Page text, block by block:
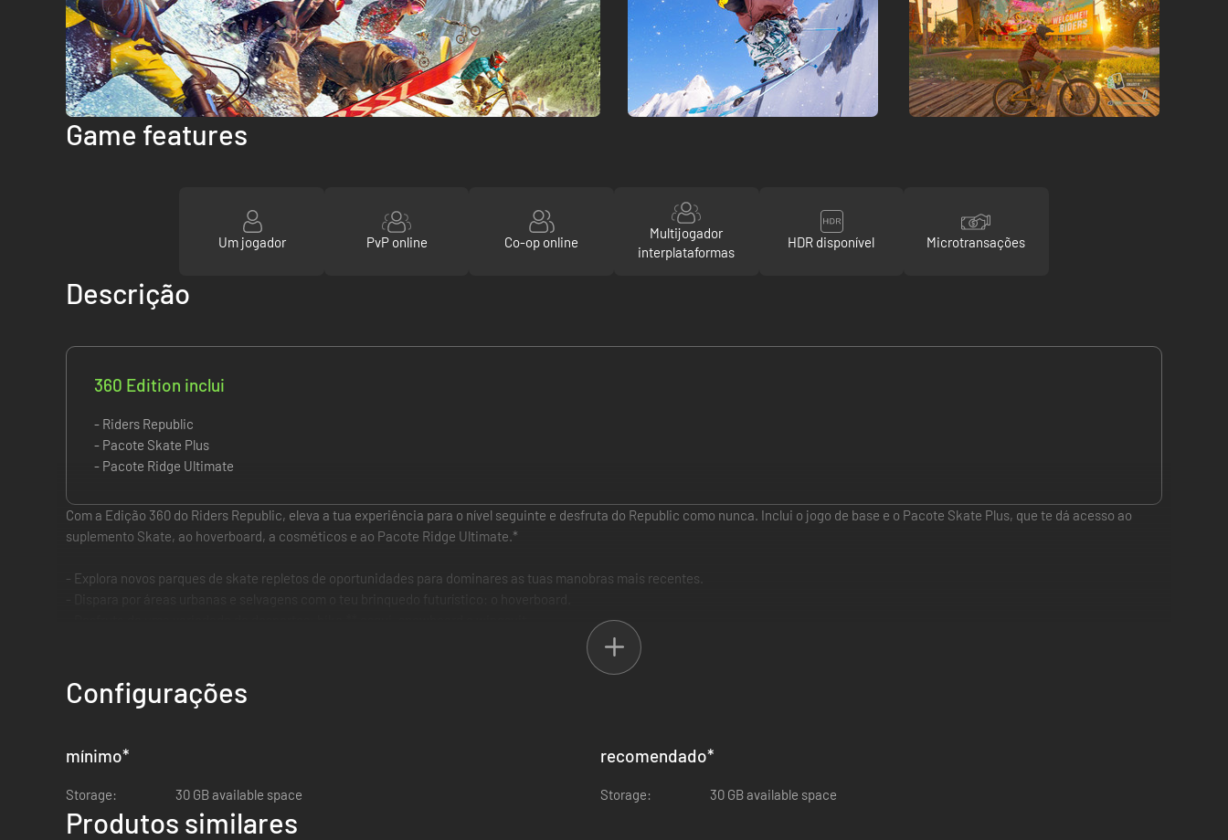
Game features
Um jogador PvP online Co-op online
Multijogador
interplataformas
HDR disponível Microtransações
Descrição
360 Edition inclui
- Riders Republic
- Pacote Skate Plus
- Pacote Ridge Ultimate
Com a Edição 360 do Riders Republic, eleva a tua experiência para o nível seguinte e desfruta do Republic como nunca. Inclui o jogo de base e o Pacote Skate Plus, que te dá acesso ao
suplemento Skate, ao hoverboard, a cosméticos e ao Pacote Ridge Ultimate.*
- Explora novos parques de skate repletos de oportunidades para dominares as tuas manobras mais recentes.
- Aventura-te nas alturas de parques nacionais emblemáticos dos EUA, como Yosemite, Zion, Mammoth Mountain e Bryce Canyon.
- Compete em corridas tremendas com mais de 50 jogadores, onde terás de usar todas as tuas habilidades para cortar a linha da meta!
- Personaliza a tua personagem para exibires o teu estilo, incluindo um novo conjunto de equipamento e pranchas para representar a cultura skate.
- Participa num conjunto de eventos multijogador e desfruta de atualizações regulares de conteúdo.
* O complemento Skate e conteúdo de itens estéticos estarão disponíveis a partir de 27/09, horário local (sujeito a alterações).
**Esta edição não inclui o suplemento BMX e outro conteúdo adicional.
Este jogo recorre a Smart Delivery e permite acesso ao título de Xbox One e ao título de Xbox Series X|S
Configurações
mínimo*
Storage: 30 GB available space
recomendado*
Storage: 30 GB available space
Produtos similares